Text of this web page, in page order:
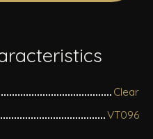
Clear
VT096